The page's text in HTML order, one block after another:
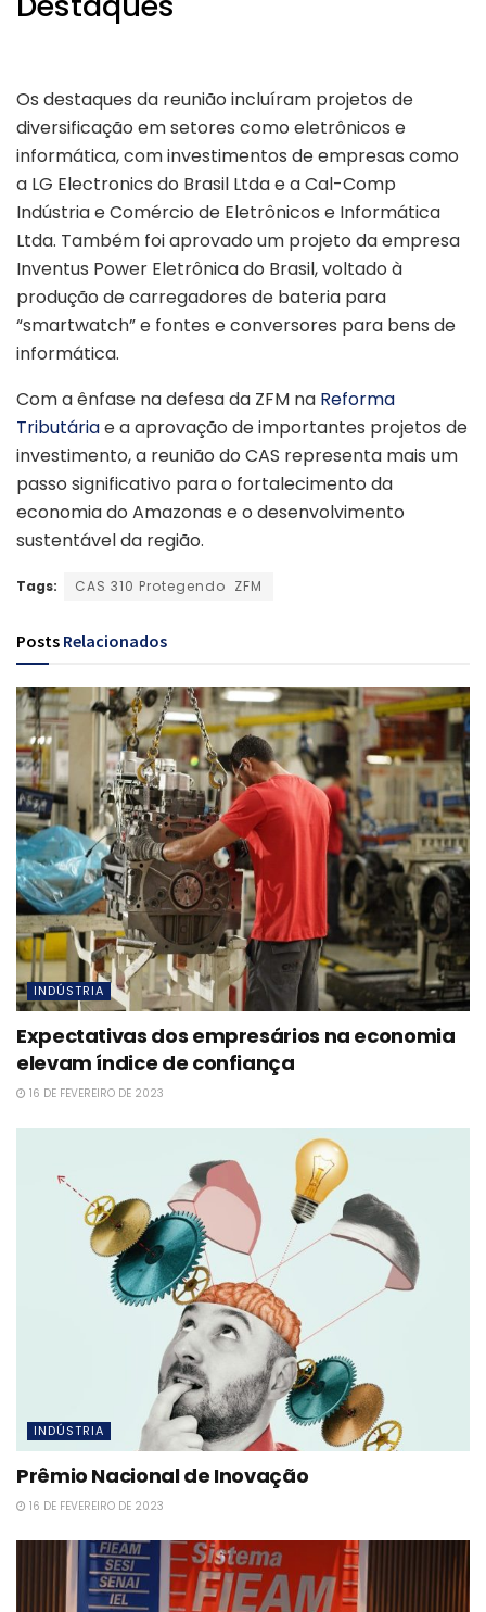
Os destaques da reunião incluíram projetos de
diversificação em setores como eletrônicos e
informática, com investimentos de empresas como
a LG Electronics do Brasil Ltda e a Cal-Comp
Indústria e Comércio de Eletrônicos e Informática
Ltda. Também foi aprovado um projeto da empresa
Inventus Power Eletrônica do Brasil, voltado à
produção de carregadores de bateria para
“smartwatch” e fontes e conversores para bens de
informática.
Com a ênfase na defesa da ZFM na Reforma
Tributáriae a aprovação de importantes projetos de
investimento, a reunião do CAS representa mais um
passo significativo para o fortalecimento da
economia do Amazonas e o desenvolvimento
sustentável da região.
Tags: CAS 310 Protegendo ZFM
Posts Relacionados
INDÚSTRIA
Expectativas dos empresários na economia
elevam índice de confiança
16 DE FEVEREIRO DE 2023
INDÚSTRIA
Prêmio Nacional de Inovação
16 DE FEVEREIRO DE 2023